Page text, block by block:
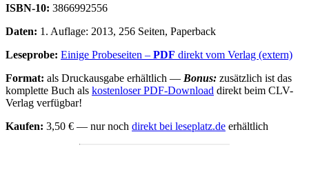
ISBN-10: 3866992556
Daten: 1. Auflage: 2013, 256 Seiten, Paperback
Leseprobe: Einige Probeseiten – PDF direkt vom Verlag (extern)
Format: als Druckausgabe erhältlich — Bonus: zusätzlich ist das
komplette Buch als kostenloser PDF-Download direkt beim CLV-
Verlag verfügbar!
Kaufen: 3,50 € — nur noch direkt bei leseplatz.de erhältlich